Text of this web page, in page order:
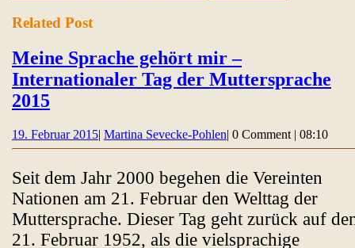
Related Post
Meine Sprache gehört mir –
Internationaler Tag der Muttersprache
2015
gehört
–
Internationaler
Tag
19. Februar 201519.
Februar
| Martina Sevecke-PohlenMartina
Sevecke-
| 0 Comment | 08:10
Seit dem Jahr 2000 begehen die Vereinten
Nationen am 21. Februar den Welttag der
Muttersprache. Dieser Tag geht zurück auf
21. Februar 1952, als die vielsprachige